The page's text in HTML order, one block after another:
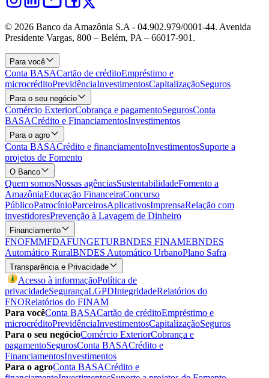
© 2026 Banco da Amazônia S.A - 04.902.979/0001‐44. Avenida
Presidente Vargas, 800 – Belém, PA – 66017-901.
Para você
Conta BASACartão de créditoEmpréstimo e
microcréditoPrevidênciaInvestimentosCapitalizaçãoSeguros
Para o seu negócio
Comércio ExteriorCobrança e pagamentoSegurosConta
BASACrédito e FinanciamentosInvestimentos
Para o agro
Conta BASACrédito e financiamentoInvestimentosSuporte a
projetos de Fomento
O Banco
Quem somosNossas agênciasSustentabilidadeFomento a
AmazôniaEducação FinanceiraConcurso
PúblicoPatrocínioParceirosAplicativosImprensaRelação com
investidoresPrevenção à Lavagem de Dinheiro
Financiamento
FNOFMMFDAFUNGETURBNDES FINAMEBNDES
Automático RuralBNDES Automático UrbanoPlano Safra
Transparência e Privacidade
Acesso à informaçãoPolítica de
privacidadeSegurançaLGPDIntegridadeRelatórios do
FNORelatórios do FINAM
Para vocêConta BASACartão de créditoEmpréstimo e
microcréditoPrevidênciaInvestimentosCapitalizaçãoSeguros
Para o seu negócioComércio ExteriorCobrança e
pagamentoSegurosConta BASACrédito e
FinanciamentosInvestimentos
Para o agroConta BASACrédito e